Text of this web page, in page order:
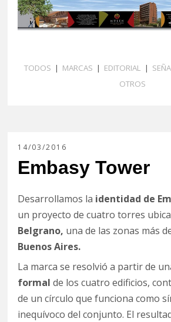
TODOS | MARCAS | EDITORIAL |
OTROS
14/03/2016
Embasy Tower
Desarrollamos la identidad de
un proyecto de cuatro torres
Belgrano, una de las zonas más
Buenos Aires.
La marca se resolvió a partir de
formal de los cuatro edificios,
de un círculo que funciona como
inequívoco del conjunto. El